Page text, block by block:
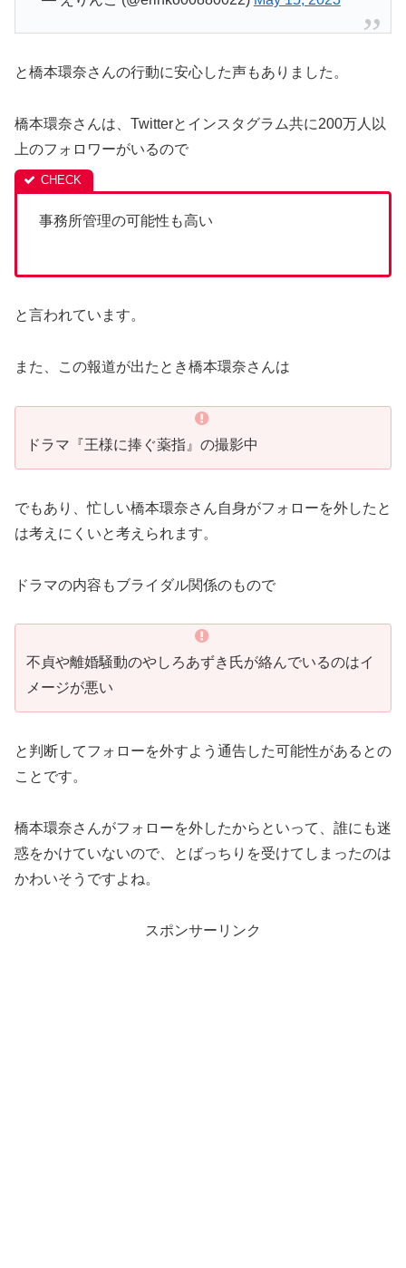
と橋本環奈さんの行動に安心した声もありました。
橋本環奈さんは、Twitterとインスタグラム共に200万人以
上のフォロワーがいるので
事務所管理の可能性も高い
と言われています。
また、この報道が出たとき橋本環奈さんは
ドラマ『王様に捧ぐ薬指』の撮影中
でもあり、忙しい橋本環奈さん自身がフォローを外したと
は考えにくいと考えられます。
ドラマの内容もブライダル関係のもので
不貞や離婚騒動のやしろあずき氏が絡んでいるのはイ
メージが悪い
と判断してフォローを外すよう通告した可能性があるとの
ことです。
橋本環奈さんがフォローを外したからといって、誰にも迷
惑をかけていないので、とばっちりを受けてしまったのは
かわいそうですよね。
スポンサーリンク